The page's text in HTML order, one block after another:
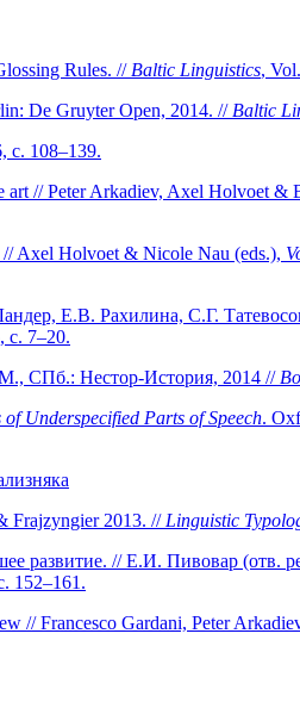
Rules. // Baltic Linguistics,
De Gruyter Open, 2014. // Baltic
с. 108–139.
// Peter Arkadiev, Axel Holvoet &
// Axel Holvoet & Nicole Nau (eds.),
Е.В. Рахилина, С.Г.
с. 7–20.
СПб.: Нестор-История, 2014 //
Underspecified Parts of Speech.
Frajzyngier 2013. // Linguistic
развитие. // Е.И. Пивовар (отв.
152–161.
// Francesco Gardani, Peter